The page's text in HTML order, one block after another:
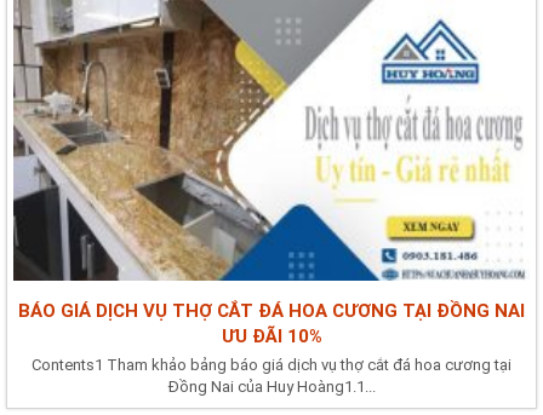
BÁO GIÁ DỊCH VỤ THỢ CẮT ĐÁ HOA CƯƠNG TẠI ĐỒNG NAI
ƯU ĐÃI 10%
Contents1 Tham khảo bảng báo giá dịch vụ thợ cắt đá hoa cương tại
Đồng Nai của Huy Hoàng1.1...